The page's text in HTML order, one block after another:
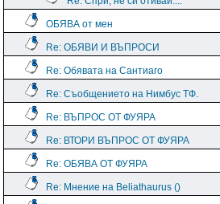
ОБЯВА от мен
Re: ОБЯВИ И ВЪПРОСИ
Re: Обявата на Сантиаго
Re: Съобщението на Нимбус ТФ.
Re: ВЪПРОС ОТ ФУЯРА
Re: ВТОРИ ВЪПРОС ОТ ФУЯРА
Re: ОБЯВА ОТ ФУЯРА
Re: Мнение на Beliathaurus ()